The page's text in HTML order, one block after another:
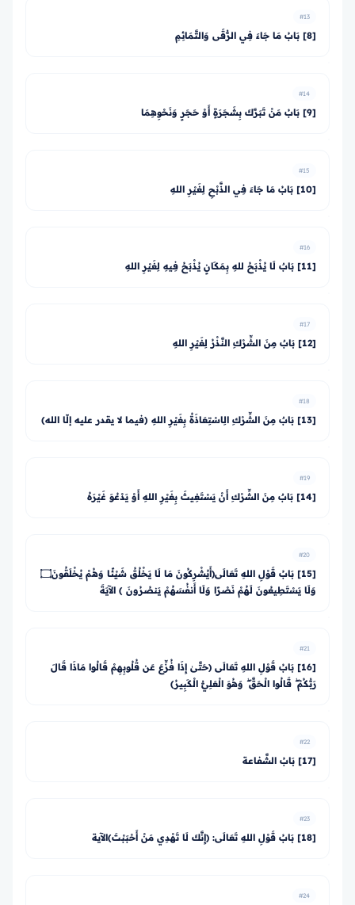
#13
[8] بَابُ مَا جَاءَ فِي الرُّقَى وَالتَّمَائِمِ
#14
[9] بَابُ مَنْ تَبَرَّكَ بِشَجَرَةٍ أَوْ حَجَرٍ وَنَحْوِهِمَا
#15
[10] بَابُ مَا جَاءَ فِي الذَّبْحِ لِغَيْرِ اللهِ
#16
[11] بَابٌ لَا يُذْبَحُ للهِ بِمَكَانٍ يُذْبَحُ فِيهِ لِغَيْرِ اللهِ
#17
[12] بَابٌ مِنَ الشِّرْكِ النَّذْرُ لِغَيْرِ اللهِ
#18
[13] بَابٌ مِنَ الشِّرْكِ الِاسْتِعَاذَةُ بِغَيْرِ اللهِ (فيما لا يقدر عليه إلّا الله)
#19
[14] بَابٌ مِنَ الشِّرْكِ أَنْ يَسْتَغِيثَ بِغَيْرِ اللهِ أَوْ يَدْعُوَ غَيْرَهُ
#20
[15] بَابُ قَوْلِ اللهِ تَعَالَى﴿أَيُشْرِكُونَ مَا لَا يَخْلُقُ شَيْئًا وَهُمْ يُخْلَقُونَ۝
وَلَا يَسْتَطِيعُونَ لَهُمْ نَصْرًا وَلَا أَنفُسَهُمْ يَنصُرُونَ ﴾ الآيَةَ
#21
[16] بَابُ قَوْلِ اللهِ تَعَالَى ﴿حَتَّىٰ إِذَا فُزِّعَ عَن قُلُوبِهِمْ قَالُوا مَاذَا قَالَ
رَبُّكُمْ ۖ قَالُوا الْحَقَّ ۖ وَهُوَ الْعَلِيُّ الْكَبِيرُ﴾
#22
[17] بَابُ الشَّفاعة
#23
[18] بَابُ قَوْلِ اللهِ تَعَالَى: ﴿إِنَّكَ لَا تَهْدِي مَنْ أَحْبَبْتَ﴾الآية
#24